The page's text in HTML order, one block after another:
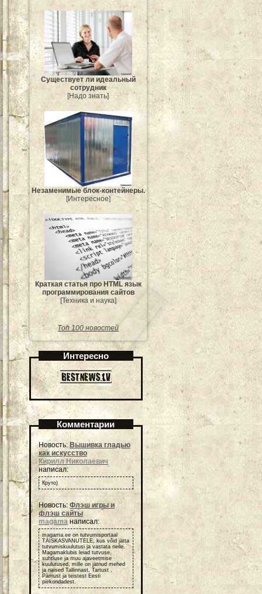
Существует ли идеальный
сотрудник
[Надо знать]
Незаменимые блок-контейнеры.
[Интересное]
Краткая статья про HTML язык
программирования сайтов
[Техника и наука]
Топ 100 новостей
Интересно
Комментарии
Новость: Вышивка гладью
как искусство
Кирилл Николаевич
написал:
Круто)
Новость:Флэш игры и
флэш сайты
magama написал:
magama.ee on tutvumisportaal
TÄISKASVANUTELE, kus võid jätta
tutvumiskuulutusi ja vastata neile.
Magamaklubis leiad tutvuse,
suhtluse ja muu ajaveetmise
kuulutused, mille on jätnud mehed
ja naised Tallinnast, Tartust ,
Pärnust ja teistest Eesti
piirkondadest.